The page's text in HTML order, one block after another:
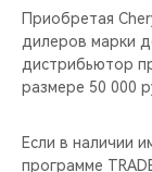
Приобретая
дилеров марки
дистрибьютор
размере 50 000
Если в наличии
программе